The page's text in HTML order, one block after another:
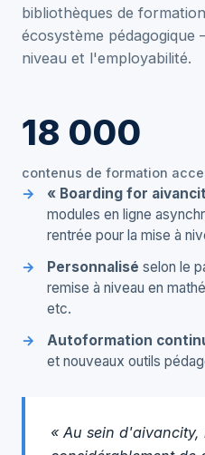
bibliothèques de
écosystème
niveau et l'employabilité.
18 000
contenus de formation
« Boarding for
modules en ligne
rentrée pour la mise à
Personnalisé selon le
remise à niveau en
etc.
Autoformation
et nouveaux outils
« Au sein d'aivancity,